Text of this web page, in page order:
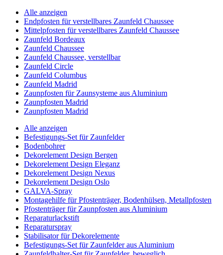
Alle anzeigen
Endpfosten für verstellbares Zaunfeld Chaussee
Mittelpfosten für verstellbares Zaunfeld Chaussee
Zaunfeld Bordeaux
Zaunfeld Chaussee
Zaunfeld Chaussee, verstellbar
Zaunfeld Circle
Zaunfeld Columbus
Zaunfeld Madrid
Zaunpfosten für Zaunsysteme aus Aluminium
Zaunpfosten Madrid
Zaunpfosten Madrid
Alle anzeigen
Befestigungs-Set für Zaunfelder
Bodenbohrer
Dekorelement Design Bergen
Dekorelement Design Eleganz
Dekorelement Design Nexus
Dekorelement Design Oslo
GALVA-Spray
Montagehilfe für Pfostenträger, Bodenhülsen, Metallpfosten
Pfostenträger für Zaunpfosten aus Aluminium
Reparaturlackstift
Reparaturspray
Stabilisator für Dekorelemente
Befestigungs-Set für Zaunfelder aus Aluminium